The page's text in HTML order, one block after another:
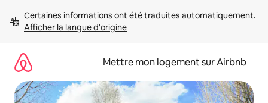
directement
Afficher la langue d'origine
Mettre mon logement sur Airbnb